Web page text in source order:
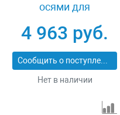
осями для
Steher 777106-1
4 963 руб.
Сообщить о поступлении
Нет в наличии